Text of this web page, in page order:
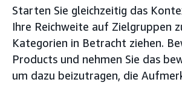
Starten Sie gleichzeitig das
Ihre Reichweite auf Zielgruppen
Kategorien in Betracht ziehen.
Products und nehmen Sie das
um dazu beizutragen, die